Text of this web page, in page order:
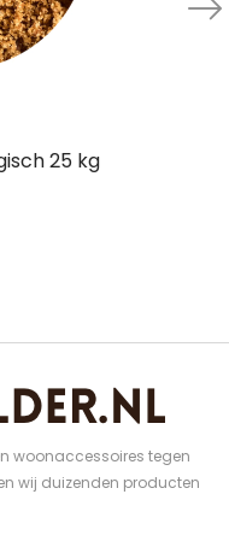
25 kg
woonaccessoires tegen
wij duizenden producten